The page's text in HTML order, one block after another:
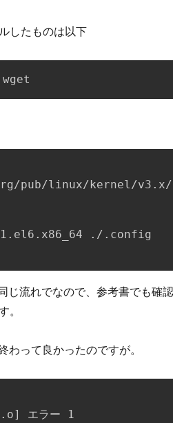
したものは以下
pub/linux/kernel/
./.config
流れでなので、参考書でも確認
。
って良かったのですが。
エラー 1